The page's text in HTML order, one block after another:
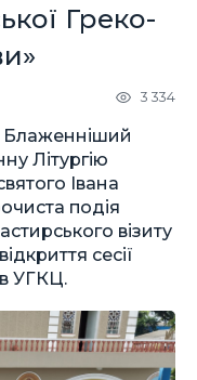
Греко-
3 334
Блаженніший
Літургію
Івана
подія
візиту
сесії
УГКЦ.